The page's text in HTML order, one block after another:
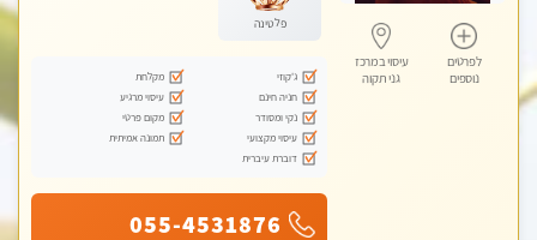
לפרטים
נוספים
עיסוי במרכז
גני תקוה
פלטינה
ג'קוזי
מקלחת
חניה חינם
עיסוי מרגיע
נקי ומסודר
מקום פרטי
עיסוי מקצועי
תמונה אמיתית
דוברת עיברית
055-4531876